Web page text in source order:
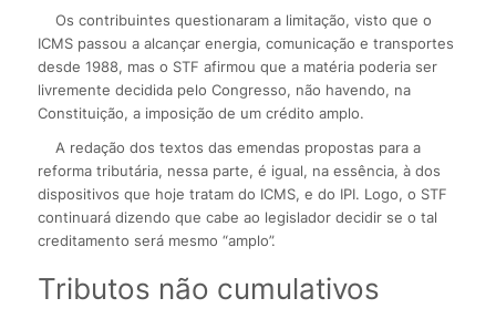
Os contribuintes questionaram a limitação, visto que o
ICMS passou a alcançar energia, comunicação e transportes
desde 1988, mas o STF afirmou que a matéria poderia ser
livremente decidida pelo Congresso, não havendo, na
Constituição, a imposição de um crédito amplo.
A redação dos textos das emendas propostas para a
reforma tributária, nessa parte, é igual, na essência, à dos
dispositivos que hoje tratam do ICMS, e do IPI. Logo, o STF
continuará dizendo que cabe ao legislador decidir se o tal
creditamento será mesmo “amplo”.
Tributos não cumulativos